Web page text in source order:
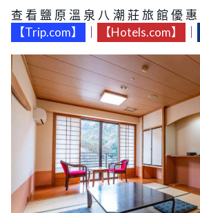
查看鹽原溫泉八潮莊旅館優惠
【Trip.com】
【Hotels.com】